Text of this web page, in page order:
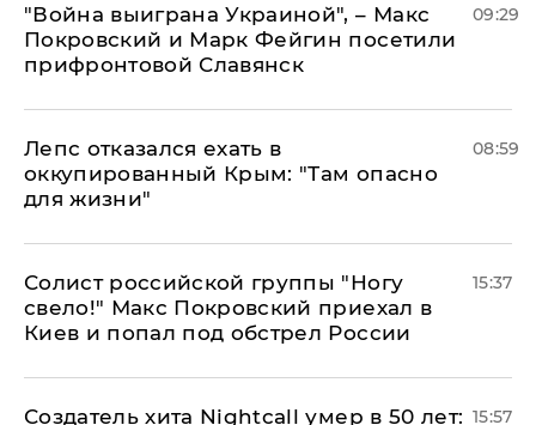
"Война выиграна Украиной", – Макс
Покровский и Марк Фейгин посетили
прифронтовой Славянск
09:29
Лепс отказался ехать в
оккупированный Крым: "Там опасно
для жизни"
08:59
Солист российской группы "Ногу
свело!" Макс Покровский приехал в
Киев и попал под обстрел России
15:37
Создатель хита Nightcall умер в 50 лет: 15:57